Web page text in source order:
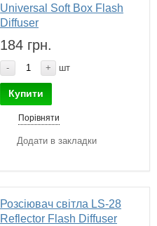
Universal Soft Box Flash
Diffuser
184 грн.
- + шт
Купити
Порівняти
Додати в закладки
Розсіювач світла LS-28
Reflector Flash Diffuser